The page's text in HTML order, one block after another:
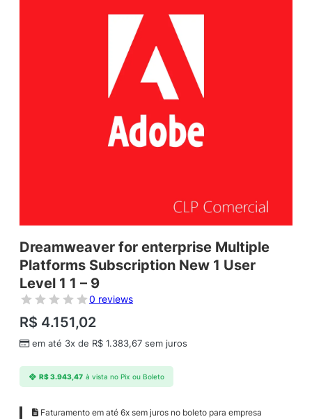
Dreamweaver for enterprise Multiple
Platforms Subscription New 1 User
Level 1 1 – 9
0 reviews
R$ 4.151,02
em até 3x de R$ 1.383,67 sem juros
R$3.943,47 à vista no Pix ou Boleto
Faturamento em até 6x sem juros no boleto para empresa